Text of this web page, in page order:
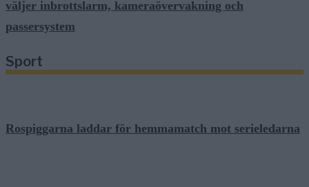
väljer inbrottslarm, kameraövervakning och
passersystem
Sport
Rospiggarna laddar för hemmamatch mot serieledarna